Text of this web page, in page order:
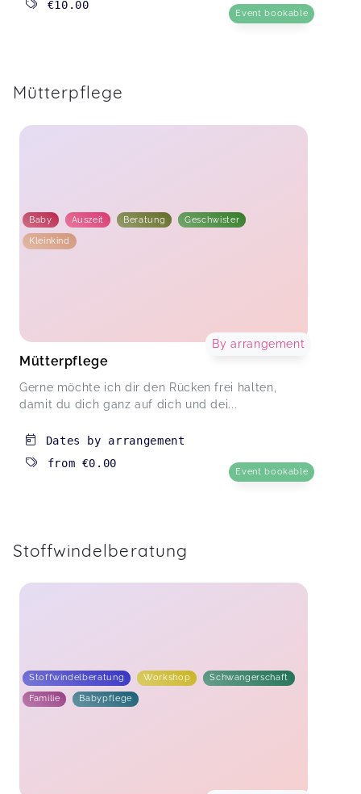
€10.00
Event bookable
Mütterpflege
Baby Auszeit Beratung Geschwister
Kleinkind
Mütterpflege
Gerne möchte ich dir den Rücken frei halten,
damit du dich ganz auf dich und dei...
By arrangement
Dates by arrangement
from €0.00
Event bookable
Stoffwindelberatung
Stoffwindelberatung Workshop Schwangerschaft
Familie Babypflege